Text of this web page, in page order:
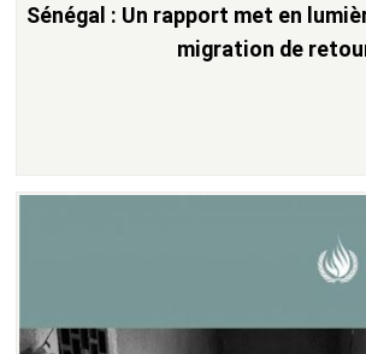
Sénégal : Un rapport met en
migration de